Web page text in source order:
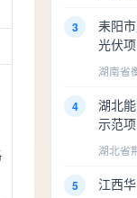
3
耒阳
光伏
湖南省
4
湖北
示范
湖北省
5 江西